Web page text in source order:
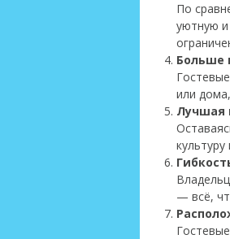
По
уютную
Больше
или
Лучшая
— всё,